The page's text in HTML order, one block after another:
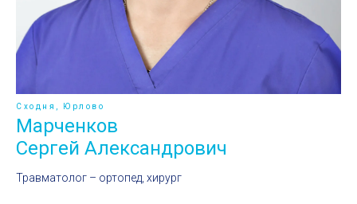
Сходня, Юрлово
Марченков
Сергей Александрович
Травматолог – ортопед, хирург